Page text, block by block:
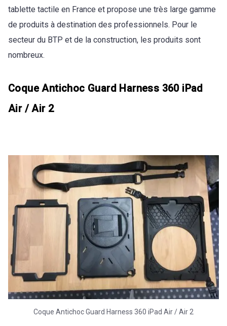
tablette tactile en France et propose une très large gamme
de produits à destination des professionnels. Pour le
secteur du BTP et de la construction, les produits sont
nombreux.
Coque Antichoc Guard Harness 360 iPad
Air / Air 2
Coque Antichoc Guard Harness 360 iPad Air / Air 2